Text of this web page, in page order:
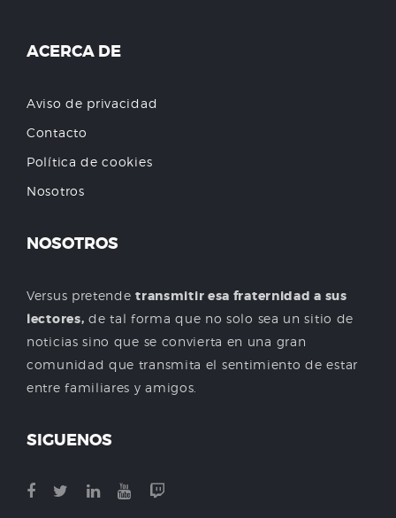
ACERCA DE
Aviso de privacidad
Contacto
Política de cookies
Nosotros
NOSOTROS
Versus pretendetransmitir esa fraternidad a sus
lectores, de tal forma que no solo sea un sitio de
noticias sino que se convierta en una gran
comunidad que transmita el sentimiento de estar
entre familiares y amigos.
SIGUENOS